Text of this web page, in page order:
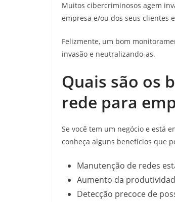
Muitos cibercriminosos agem
empresa e/ou dos seus clientes
Felizmente, um bom
invasão e neutralizando-as.
Quais são os
rede para
Se você tem um negócio e está
conheça alguns benefícios que
Manutenção de redes
Aumento da
Detecção precoce de